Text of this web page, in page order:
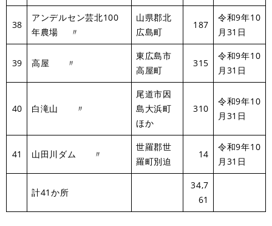
38
アンデルセン芸北100
年農場 〃
山県郡北
広島町
187
令和9年10
月31日
39 高屋 〃
東広島市
高屋町
315
令和9年10
月31日
40 白滝山 〃
尾道市因
島大浜町
ほか
310
令和9年10
月31日
41 山田川ダム 〃
世羅郡世
羅町別迫
14
令和9年10
月31日
計41か所
34,7
61